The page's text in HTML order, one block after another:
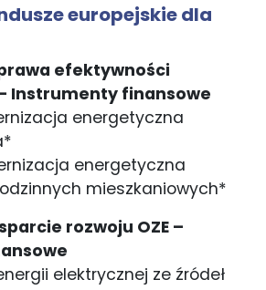
europejskie dla
efektywności
Instrumenty finansowe
energetyczna
energetyczna
mieszkaniowych*
rozwoju OZE –
elektrycznej ze źródeł